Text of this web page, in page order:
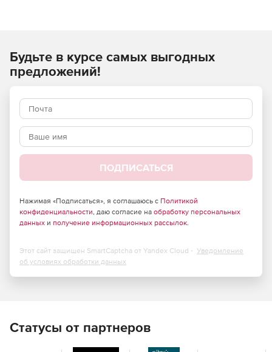
столе.
Будьте в курсе самых выгодных
предложений!
ПОДПИСАТЬСЯ
Нажимая «Подписаться», я соглашаюсь с Политикой
конфиденциальности, даю согласие на обработку персональных
данных и получение информационных рассылок.
Этот сайт защищен SmartCaptcha от Yandex Cloud - Уведомление
об условиях обработки данных
Статусы от партнеров